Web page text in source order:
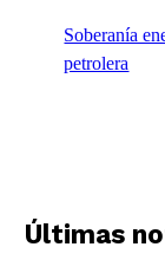
Soberanía
petrolera
Últimas